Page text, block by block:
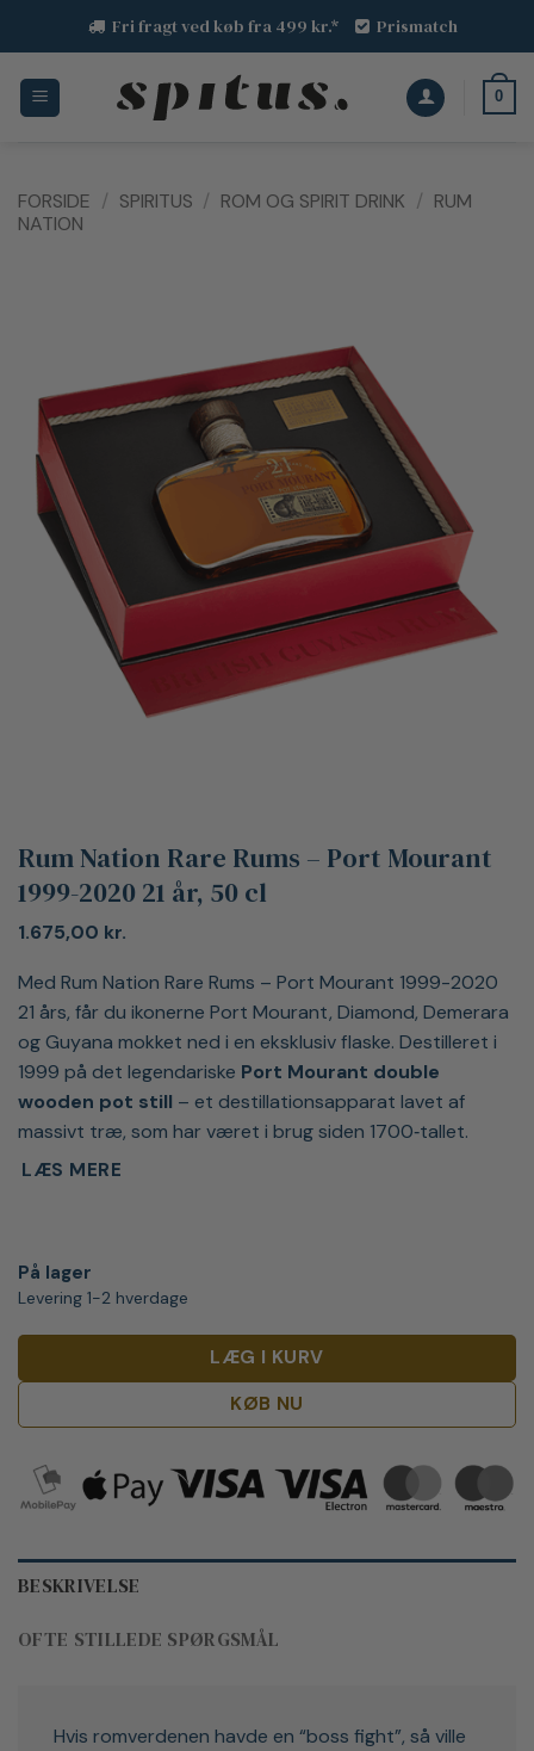
indhold
Fri fragt ved køb fra 499 kr.* Prismatch
0
FORSIDE / SPIRITUS / ROM OG SPIRIT DRINK / RUM
NATION
Rum Nation Rare Rums – Port Mourant
1999-2020 21 år, 50 cl
1.675,00 kr.
Med Rum Nation Rare Rums – Port Mourant 1999-2020
21 års, får du ikonerne Port Mourant, Diamond, Demerara
og Guyana mokket ned i en eksklusiv flaske. Destilleret i
1999 på det legendariske Port Mourant double
wooden pot still – et destillationsapparat lavet af
massivt træ, som har været i brug siden 1700‑tallet.
LÆS MERE
På lager
Levering 1-2 hverdage
LÆG I KURV
KØB NU
BESKRIVELSE
OFTE STILLEDE SPØRGSMÅL
Hvis romverdenen havde en “boss fight”, så ville